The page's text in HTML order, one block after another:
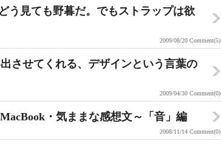
う見ても野暮だ。でもストラップは欲
2009/08/20 Comment(5)
させてくれる、デザインという言葉の
2009/04/30 Comment(0)
・気ままな感想文～「音」編
2008/11/14 Comment(0)